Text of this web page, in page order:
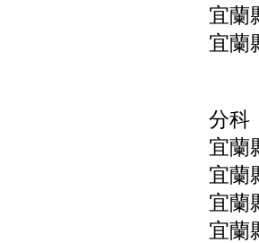
宜蘭
宜蘭
分科
宜蘭
宜蘭
宜蘭
宜蘭